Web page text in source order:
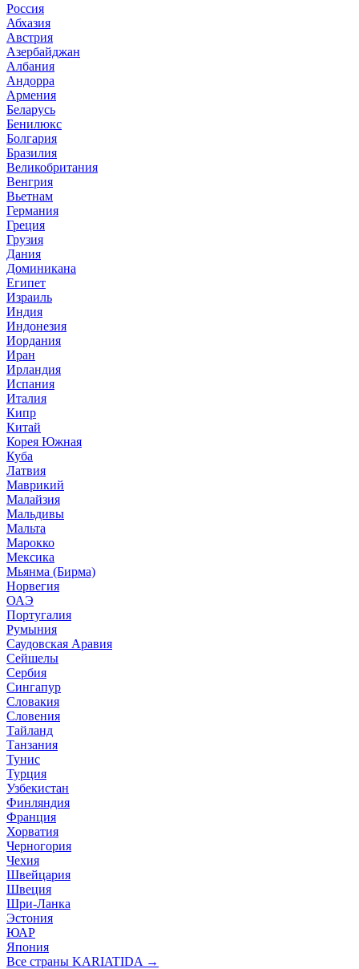
Россия
Абхазия
Австрия
Азербайджан
Албания
Андорра
Армения
Беларусь
Бенилюкс
Болгария
Бразилия
Великобритания
Венгрия
Вьетнам
Германия
Греция
Грузия
Дания
Доминикана
Египет
Израиль
Индия
Индонезия
Иордания
Иран
Ирландия
Испания
Италия
Кипр
Китай
Корея Южная
Куба
Латвия
Маврикий
Малайзия
Мальдивы
Мальта
Марокко
Мексика
Мьянма (Бирма)
Норвегия
ОАЭ
Португалия
Румыния
Саудовская Аравия
Сейшелы
Сербия
Сингапур
Словакия
Словения
Тайланд
Танзания
Тунис
Турция
Узбекистан
Финляндия
Франция
Хорватия
Черногория
Чехия
Швейцария
Швеция
Шри-Ланка
Эстония
ЮАР
Япония
Все страны KARIATIDA →